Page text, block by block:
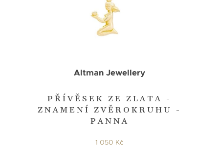
PŘÍVĚSEK ZE ZLATA -
ZNAMENÍ ZVĚROKRUHU -
PANNA
Altman Jewellery
1 050 Kč